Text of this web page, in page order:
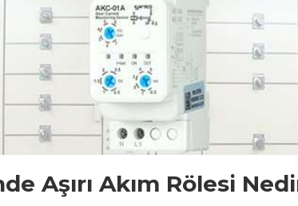
Aşırı Akım Rölesi